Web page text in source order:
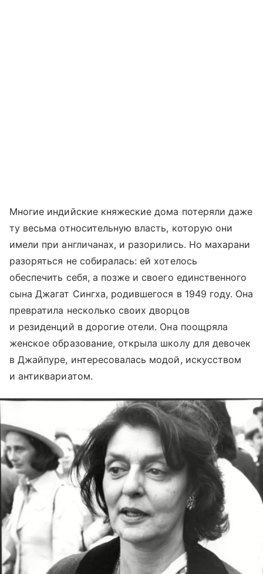
Многие индийские княжеские дома потеряли даже
ту весьма относительную власть, которую они
имели при англичанах, и разорились. Но махарани
разоряться не собиралась: ей хотелось
обеспечить себя, а позже и своего единственного
сына Джагат Сингха, родившегося в 1949 году. Она
превратила несколько своих дворцов
и резиденций в дорогие отели. Она поощряла
женское образование, открыла школу для девочек
в Джайпуре, интересовалась модой, искусством
и антиквариатом.